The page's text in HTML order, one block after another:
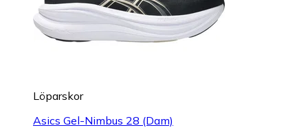
Löparskor
Asics Gel-Nimbus 28 (Dam)